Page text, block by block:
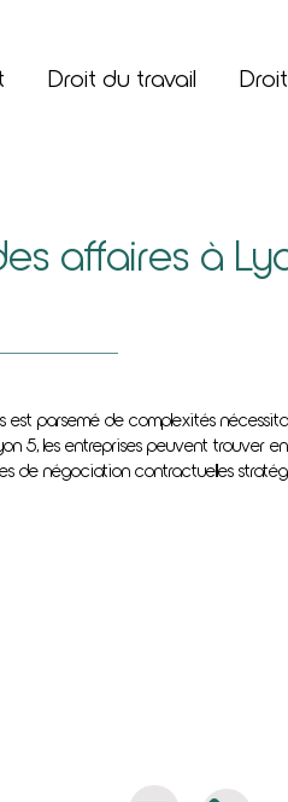
Droit du travail
affaires à
est parsemé de complexités
5, les entreprises peuvent trouver
de négociation contractuelles